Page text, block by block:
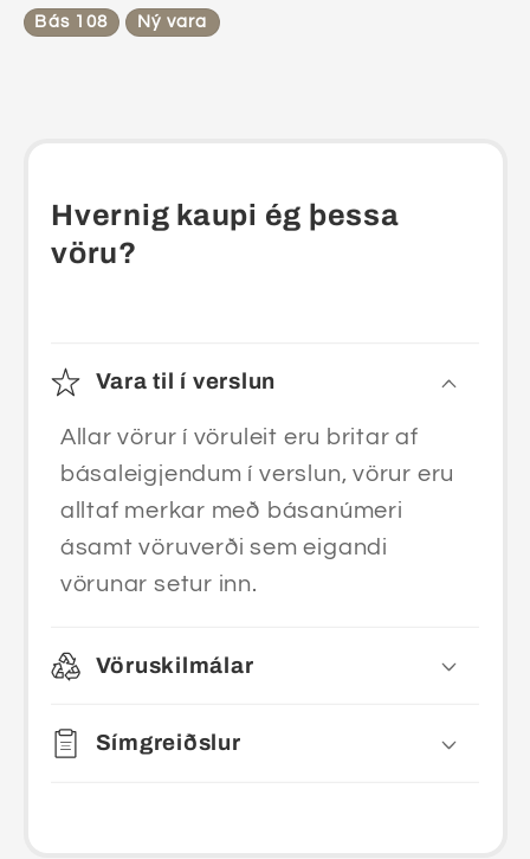
Bás 108 Ný vara
Hvernig kaupi ég þessa
vöru?
Vara til í verslun
Allar vörur í vöruleit eru britar af
básaleigjendum í verslun, vörur eru
alltaf merkar með básanúmeri
ásamt vöruverði sem eigandi
vörunar setur inn.
Vöruskilmálar
Símgreiðslur